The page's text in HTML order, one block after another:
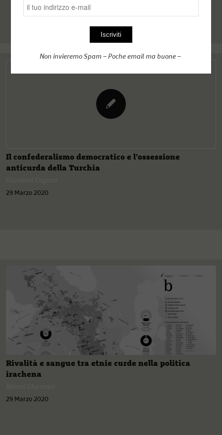
Il confederalismo democratico e l'ossessione
anticurda della Turchia
29 Marzo 2020
Rivalità e sangue tra etnie curde nella politica
irachena
29 Marzo 2020
Non invieremo Spam – Poche email ma buone –